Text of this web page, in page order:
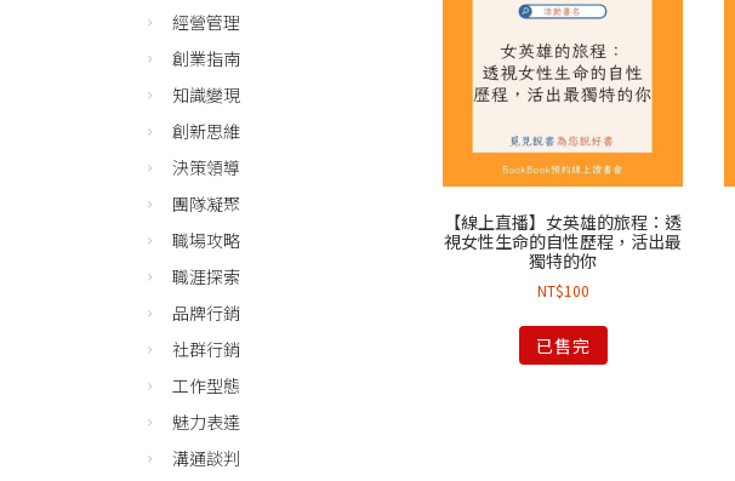
【線上直播】女英雄的旅程：透
視女性生命的自性歷程，活出最
獨特的你
NT$100
已售完
經營管理
創業指南
知識變現
創新思維
決策領導
團隊凝聚
職場攻略
職涯探索
品牌行銷
社群行銷
工作型態
魅力表達
溝通談判